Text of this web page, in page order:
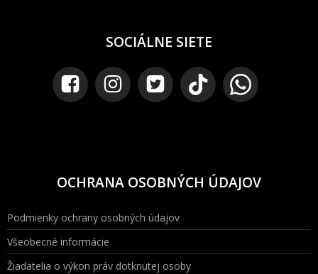
SOCIÁLNE SIETE
OCHRANA OSOBNÝCH ÚDAJOV
Podmienky ochrany osobných údajov
Všeobecné informácie
Žiadatelia o výkon práv dotknutej osoby